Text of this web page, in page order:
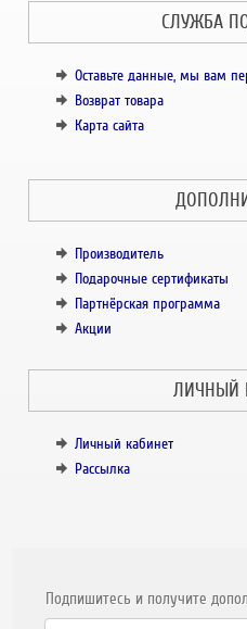
СЛУЖБА
Оставьте данные, мы вам
Возврат товара
Карта сайта
Производитель
Подарочные сертификаты
Партнёрская программа
Акции
ЛИЧНЫЙ
Личный кабинет
Рассылка
Подпишитесь и получите